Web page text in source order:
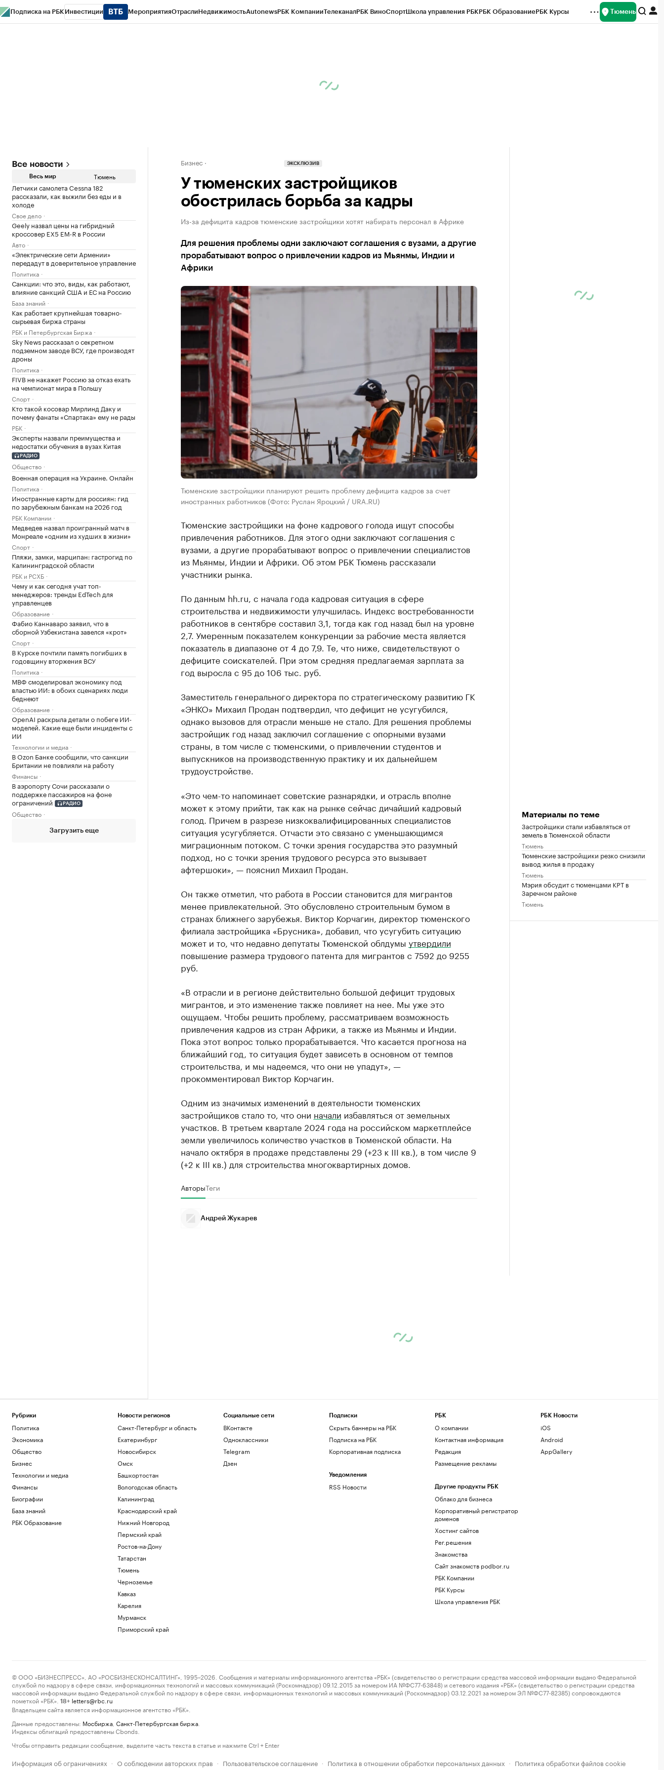
Подписка на РБК Инвестиции МероприятияОтраслиНедвижимостьAutonewsРБК КомпанииТелеканалРБК ВиноСпортШкола управления РБКРБК ОбразованиеРБК Курсы Тюмень
Все новости
Весь мир Тюмень
Летчики самолета Cessna 182
рассказали, как выжили без еды и в
холоде
Свое дело
Geely назвал цены на гибридный
кроссовер EX5 EM-R в России
Авто
«Электрические сети Армении»
передадут в доверительное управление
Политика
Санкции: что это, виды, как работают,
влияние санкций США и ЕС на Россию
База знаний
Как работает крупнейшая товарно-
сырьевая биржа страны
РБК и Петербургская Биржа
Sky News рассказал о секретном
подземном заводе ВСУ, где производят
дроны
Политика
FIVB не накажет Россию за отказ ехать
на чемпионат мира в Польшу
Спорт
Кто такой косовар Мирлинд Даку и
почему фанаты «Спартака» ему не рады
РБК
Эксперты назвали преимущества и
недостатки обучения в вузах Китая
РАДИО
Общество
Военная операция на Украине. Онлайн
Политика
Иностранные карты для россиян: гид
по зарубежным банкам на 2026 год
РБК Компании
Медведев назвал проигранный матч в
Монреале «одним из худших в жизни»
Спорт
Пляжи, замки, марципан: гастрогид по
Калининградской области
РБК и РСХБ
Чему и как сегодня учат топ-
менеджеров: тренды EdTech для
управленцев
Образование
Фабио Каннаваро заявил, что в
сборной Узбекистана завелся «крот»
Спорт
В Курске почтили память погибших в
годовщину вторжения ВСУ
Политика
МВФ смоделировал экономику под
властью ИИ: в обоих сценариях люди
беднеют
Образование
OpenAI раскрыла детали о побеге ИИ-
моделей. Какие еще были инциденты с
ИИ
Технологии и медиа
В Ozon Банке сообщили, что санкции
Британии не повлияли на работу
Финансы
В аэропорту Сочи рассказали о
поддержке пассажиров на фоне
ограничений
РАДИО
Общество
Загрузить еще
Бизнес ЭКСКЛЮЗИВ
У тюменских застройщиков
обострилась борьба за кадры
Из-за дефицита кадров тюменские застройщики хотят набирать персонал в Африке
Для решения проблемы одни заключают соглашения с вузами, а другие
прорабатывают вопрос о привлечении кадров из Мьянмы, Индии и
Африки
Тюменские застройщики планируют решить проблему дефицита кадров за счет
иностранных работников (Фото: Руслан Яроцкий / URA.RU)
Тюменские застройщики на фоне кадрового голода ищут способы
привлечения работников. Для этого одни заключают соглашения с
вузами, а другие прорабатывают вопрос о привлечении специалистов
из Мьянмы, Индии и Африки. Об этом РБК Тюмень рассказали
участники рынка.
По данным hh.ru, с начала года кадровая ситуация в сфере
строительства и недвижимости улучшилась. Индекс востребованности
работников в сентябре составил 3,1, тогда как год назад был на уровне
2,7. Умеренным показателем конкуренции за рабочие места является
показатель в диапазоне от 4 до 7,9. Те, что ниже, свидетельствуют о
дефиците соискателей. При этом средняя предлагаемая зарплата за
год выросла с 95 до 106 тыс. руб.
Заместитель генерального директора по стратегическому развитию ГК
«ЭНКО» Михаил Продан подтвердил, что дефицит не усугубился,
однако вызовов для отрасли меньше не стало. Для решения проблемы
застройщик год назад заключил соглашение с опорными вузами
страны, в том числе с тюменскими, о привлечении студентов и
выпускников на производственную практику и их дальнейшем
трудоустройстве.
«Это чем-то напоминает советские разнарядки, и отрасль вполне
может к этому прийти, так как на рынке сейчас дичайший кадровый
голод. Причем в разрезе низкоквалифицированных специалистов
ситуация усугубляется. Отчасти это связано с уменьшающимся
миграционным потоком. С точки зрения государства это разумный
подход, но с точки зрения трудового ресурса это вызывает
афтершоки», — пояснил Михаил Продан.
Он также отметил, что работа в России становится для мигрантов
менее привлекательной. Это обусловлено строительным бумом в
странах ближнего зарубежья. Виктор Корчагин, директор тюменского
филиала застройщика «Брусника», добавил, что усугубить ситуацию
может и то, что недавно депутаты Тюменской облдумы утвердили
повышение размера трудового патента для мигрантов с 7592 до 9255
руб.
«В отрасли и в регионе действительно большой дефицит трудовых
мигрантов, и это изменение также повлияет на нее. Мы уже это
ощущаем. Чтобы решить проблему, рассматриваем возможность
привлечения кадров из стран Африки, а также из Мьянмы и Индии.
Пока этот вопрос только прорабатывается. Что касается прогноза на
ближайший год, то ситуация будет зависеть в основном от темпов
строительства, и мы надеемся, что они не упадут», —
прокомментировал Виктор Корчагин.
Одним из значимых изменений в деятельности тюменских
застройщиков стало то, что они начали избавляться от земельных
участков. В третьем квартале 2024 года на российском маркетплейсе
земли увеличилось количество участков в Тюменской области. На
начало октября в продаже представлены 29 (+23 к III кв.), в том числе 9
(+2 к III кв.) для строительства многоквартирных домов.
АвторыТеги
Андрей Жукарев
Материалы по теме
Застройщики стали избавляться от
земель в Тюменской области
Тюмень
Тюменские застройщики резко снизили
вывод жилья в продажу
Тюмень
Мэрия обсудит с тюменцами КРТ в
Заречном районе
Тюмень
Рубрики
Политика
Экономика
Общество
Бизнес
Технологии и медиа
Финансы
Биографии
База знаний
РБК Образование
Новости регионов
Санкт-Петербург и область
Екатеринбург
Новосибирск
Омск
Башкортостан
Вологодская область
Калининград
Краснодарский край
Нижний Новгород
Пермский край
Ростов-на-Дону
Татарстан
Тюмень
Черноземье
Кавказ
Карелия
Мурманск
Приморский край
Социальные сети
ВКонтакте
Одноклассники
Telegram
Дзен
Подписки
Скрыть баннеры на РБК
Подписка на РБК
Корпоративная подписка
Уведомления
RSS Новости
РБК
О компании
Контактная информация
Редакция
Размещение рекламы
Другие продукты РБК
Облако для бизнеса
Корпоративный регистратор
доменов
Хостинг сайтов
Рег.решения
Знакомства
Сайт знакомств podbor.ru
РБК Компании
РБК Курсы
Школа управления РБК
РБК Новости
iOS
Android
AppGallery
© ООО «БИЗНЕСПРЕСС», АО «РОСБИЗНЕСКОНСАЛТИНГ», 1995–2026. Сообщения и материалы информационного агентства «РБК» (свидетельство о регистрации средства массовой информации выдано Федеральной
службой по надзору в сфере связи, информационных технологий и массовых коммуникаций (Роскомнадзор) 09.12.2015 за номером ИА №ФС77-63848) и сетевого издания «РБК» (свидетельство о регистрации средства
массовой информации выдано Федеральной службой по надзору в сфере связи, информационных технологий и массовых коммуникаций (Роскомнадзор) 03.12.2021 за номером ЭЛ №ФС77-82385) сопровождаются
пометкой «РБК».
18+ letters@rbc.ru
Владельцем сайта является информационное агентство «РБК».
Данные предоставлены: Мосбиржа Санкт-Петербургская биржа
Индексы облигаций предоставлены Cbonds.
Чтобы отправить редакции сообщение, выделите часть текста в статье и нажмите Ctrl + Enter
Информация об ограничениях · О соблюдении авторских прав · Пользовательское соглашение · Политика в отношении обработки персональных данных · Политика обработки файлов cookie